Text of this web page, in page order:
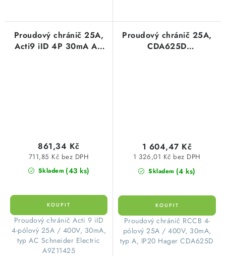
Proudový chránič 25A,
Acti9 iID 4P 30mA AC
Skladem (43 ks)
711,85 Kč bez DPH
861,34 Kč
​Proudový chránič Acti 9 iID
4-pólový 25A / 400V, 30mA,
typ AC Schneider Electric
A9Z11425
Proudový chránič 25A,
CDA625D
Skladem (4 ks)
1 326,01 Kč bez DPH
1 604,47 Kč
​Proudový chránič RCCB 4-
pólový 25A / 400V, 30mA,
typ A, IP20 Hager CDA625D